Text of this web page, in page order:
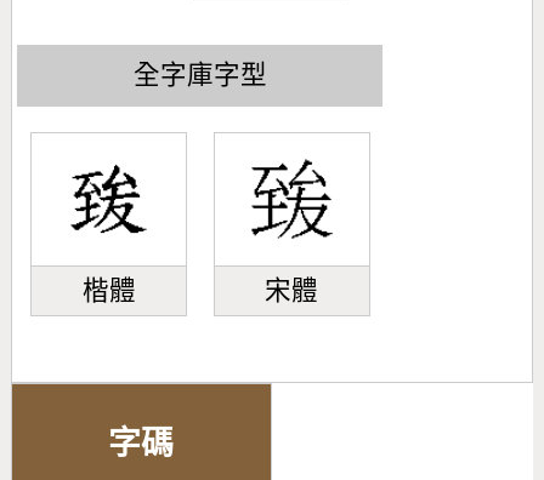
全字庫字型
楷體 宋體
字碼